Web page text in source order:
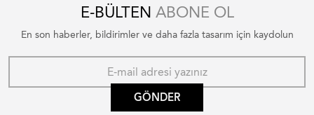
E-BÜLTEN ABONE OL
En son haberler, bildirimler ve daha fazla tasarım için kaydolun
GÖNDER